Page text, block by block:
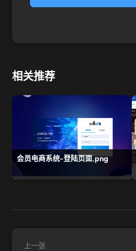
相关推荐
会员电商系统-登陆页面.png
上一张